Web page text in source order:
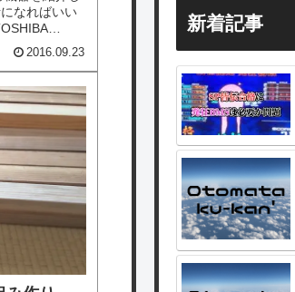
なればいい
2016.09.23
新着記事